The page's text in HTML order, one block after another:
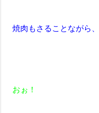
焼肉もさることながら、
おぉ！